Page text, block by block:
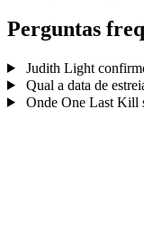
Perguntas
Judith Light
Qual a data de
Onde One Last Kill